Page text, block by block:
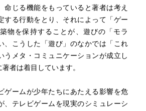
命じる機能をもっていると著者は考え
する行動をとり、それによって「ゲー
物を保持することが、遊びの「モラ
、こうした「遊び」のなかでは「これ
うメタ・コミュニケーションが成立し
者は着目しています。
ゲームが少年たちにあたえる影響を危
、テレビゲームを現実のシミュレーシ